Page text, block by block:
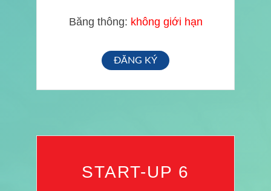
Băng thông: không giới hạn
ĐĂNG KÝ
START-UP 6